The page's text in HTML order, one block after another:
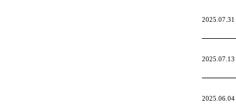
2025.07.31
2025.07.13
2025.06.04